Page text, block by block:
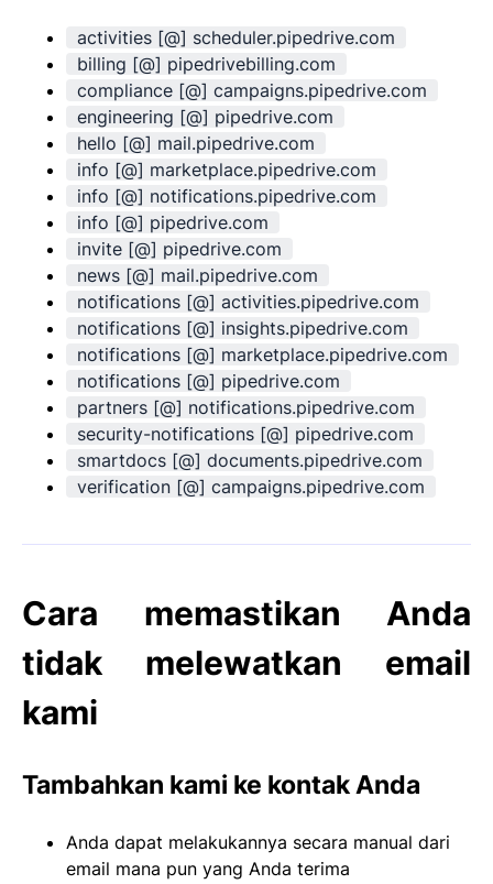
activities [@] scheduler.pipedrive.com
billing [@] pipedrivebilling.com
compliance [@] campaigns.pipedrive.com
engineering [@] pipedrive.com
hello [@] mail.pipedrive.com
info [@] marketplace.pipedrive.com
info [@] notifications.pipedrive.com
info [@] pipedrive.com
invite [@] pipedrive.com
news [@] mail.pipedrive.com
notifications [@] activities.pipedrive.com
notifications [@] insights.pipedrive.com
notifications [@] marketplace.pipedrive.com
notifications [@] pipedrive.com
partners [@] notifications.pipedrive.com
security-notifications [@] pipedrive.com
smartdocs [@] documents.pipedrive.com
verification [@] campaigns.pipedrive.com
Cara memastikan Anda
tidak melewatkan email
kami
Tambahkan kami ke kontak Anda
Anda dapat melakukannya secara manual dari
email mana pun yang Anda terima